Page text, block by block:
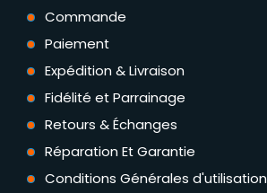
Commande
Paiement
Expédition & Livraison
Fidélité et Parrainage
Retours & Échanges
Réparation Et Garantie
Conditions Générales d'utilisation